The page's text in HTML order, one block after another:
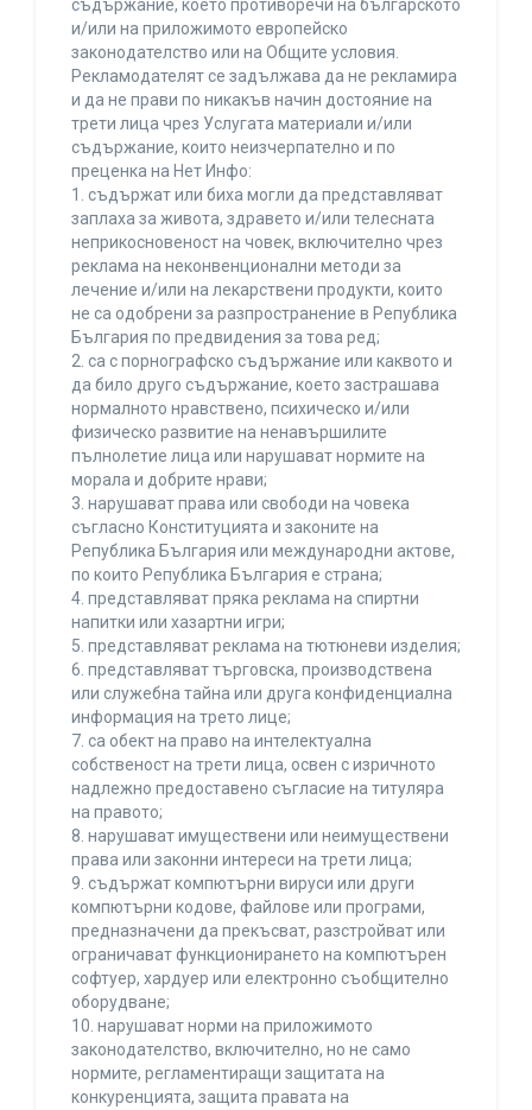
съдържание, което противоречи на българското
и/или на приложимото европейско
законодателство или на Общите условия.
Рекламодателят се задължава да не рекламира
и да не прави по никакъв начин достояние на
трети лица чрез Услугата материали и/или
съдържание, които неизчерпателно и по
преценка на Нет Инфо:
1. съдържат или биха могли да представляват
заплаха за живота, здравето и/или телесната
неприкосновеност на човек, включително чрез
реклама на неконвенционални методи за
лечение и/или на лекарствени продукти, които
не са одобрени за разпространение в Република
България по предвидения за това ред;
2. са с порнографско съдържание или каквото и
да било друго съдържание, което застрашава
нормалното нравствено, психическо и/или
физическо развитие на ненавършилите
пълнолетие лица или нарушават нормите на
морала и добрите нрави;
3. нарушават права или свободи на човека
съгласно Конституцията и законите на
Република България или международни актове,
по които Република България е страна;
4. представляват пряка реклама на спиртни
напитки или хазартни игри;
5. представляват реклама на тютюневи изделия;
6. представляват търговска, производствена
или служебна тайна или друга конфиденциална
информация на трето лице;
7. са обект на право на интелектуална
собственост на трети лица, освен с изричното
надлежно предоставено съгласие на титуляра
на правото;
8. нарушават имуществени или неимуществени
права или законни интереси на трети лица;
9. съдържат компютърни вируси или други
компютърни кодове, файлове или програми,
предназначени да прекъсват, разстройват или
ограничават функционирането на компютърен
софтуер, хардуер или електронно съобщително
оборудване;
10. нарушават норми на приложимото
законодателство, включително, но не само
нормите, регламентиращи защитата на
конкуренцията, защита правата на